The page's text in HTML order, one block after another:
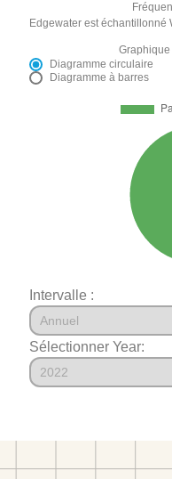
Edgewater est échantillonné
Diagramme circulaire
Diagramme à barres
Intervalle :
Sélectionner Year: